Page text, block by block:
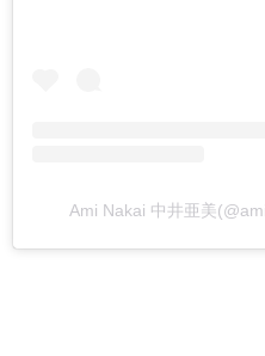
Ami Nakai 中井亜美